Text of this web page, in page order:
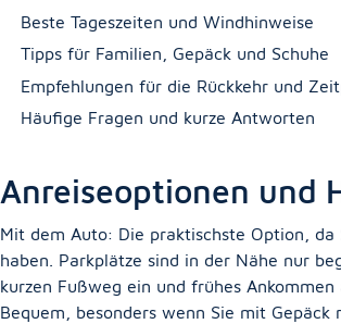
Beste Tageszeiten und Windhinweise
Tipps für Familien, Gepäck und Schuhe
Empfehlungen für die Rückkehr und
Häufige Fragen und kurze Antworten
Anreiseoptionen und
Mit dem Auto: Die praktischste Option,
haben. Parkplätze sind in der Nähe nur
kurzen Fußweg ein und frühes
Bequem, besonders wenn Sie mit